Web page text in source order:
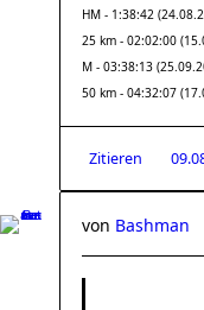
HM - 1:38:42
25 km - 02:02:00
M - 03:38:13
50 km - 04:32:07
Zitieren
von Bashman